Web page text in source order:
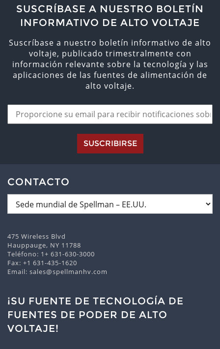
SUSCRÍBASE A NUESTRO BOLETÍN
INFORMATIVO DE ALTO VOLTAJE
Suscríbase a nuestro boletín informativo de alto
voltaje, publicado trimestralmente con
información relevante sobre la tecnología y las
aplicaciones de las fuentes de alimentación de
alto voltaje.
SUSCRIBIRSE
CONTACTO
475 Wireless Blvd
Hauppauge, NY 11788
Teléfono: 1+ 631-630-3000
Fax: +1 631-435-1620
Email: sales@spellmanhv.com
¡SU FUENTE DE TECNOLOGÍA DE
FUENTES DE PODER DE ALTO
VOLTAJE!